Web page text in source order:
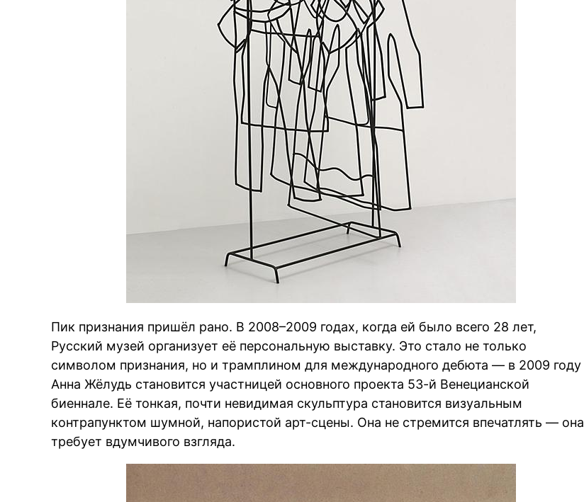
Пик признания пришёл рано. В 2008–2009 годах, когда ей было всего 28 лет,
Русский музей организует её персональную выставку. Это стало не только
символом признания, но и трамплином для международного дебюта — в 2009 году
Анна Жёлудь становится участницей основного проекта 53-й Венецианской
биеннале. Её тонкая, почти невидимая скульптура становится визуальным
контрапунктом шумной, напористой арт-сцены. Она не стремится впечатлять — она
требует вдумчивого взгляда.